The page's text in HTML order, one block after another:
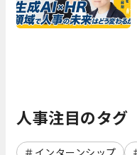
人事注目のタグ